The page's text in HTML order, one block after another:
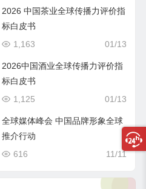
2026 中国茶业全球传播力评价指
标白皮书
01/13
1,163
2026中国酒业全球传播力评价指
标白皮书
01/13
1,125
全球媒体峰会 中国品牌形象全球
推介行动
11/11
616